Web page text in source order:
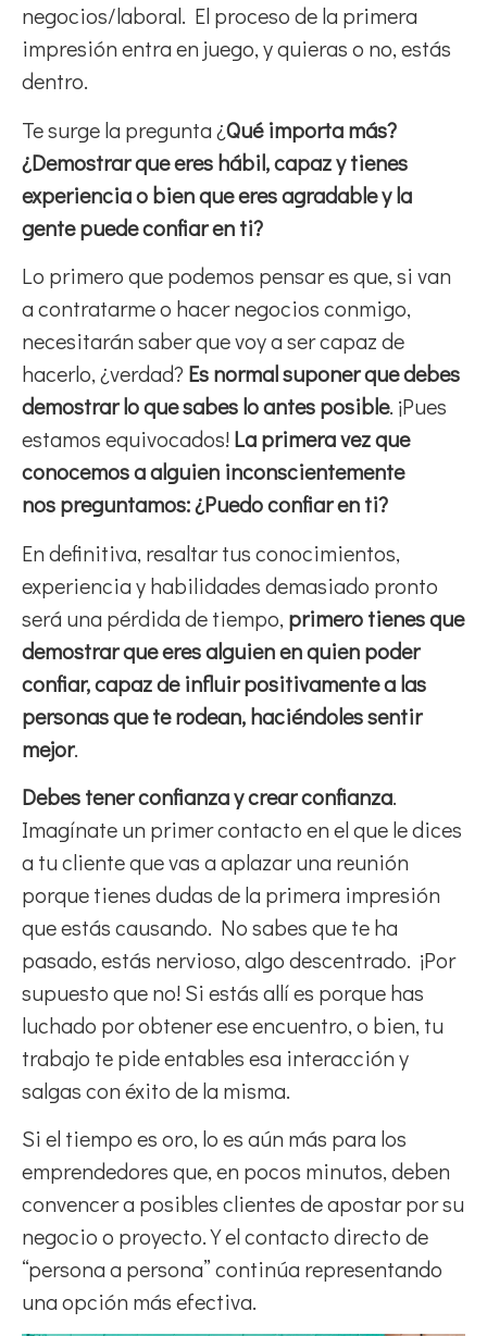
negocios/laboral. El proceso de la primera
impresión entra en juego, y quieras o no, estás
dentro.
Te surge la pregunta ¿Qué importa más?
¿Demostrar que eres hábil, capaz y tienes
experiencia o bien que eres agradable y la
gente puede confiar en ti?
Lo primero que podemos pensar es que, si van
a contratarme o hacer negocios conmigo,
necesitarán saber que voy a ser capaz de
hacerlo, ¿verdad? Es normal suponer que debes
demostrar lo que sabes lo antes posible. ¡Pues
estamos equivocados! La primera vez que
conocemos a alguien inconscientemente
nos preguntamos: ¿Puedo confiar en ti?
En definitiva, resaltar tus conocimientos,
experiencia y habilidades demasiado pronto
será una pérdida de tiempo, primero tienes que
demostrar que eres alguien en quien poder
confiar, capaz de influir positivamentea las
personas que te rodean, haciéndoles sentir
mejor.
Debes tener confianza y crear confianza.
Imagínate un primer contacto en el que le dices
a tu cliente que vas a aplazar una reunión
porque tienes dudas de la primera impresión
que estás causando. No sabes que te ha
pasado, estás nervioso, algo descentrado. ¡Por
supuesto que no! Si estás allí es porque has
luchado por obtener ese encuentro, o bien, tu
trabajo te pide entables esa interacción y
salgas con éxito de la misma.
Si el tiempo es oro, lo es aún más para los
emprendedores que, en pocos minutos, deben
convencer a posibles clientes de apostar por su
negocio o proyecto. Y el contacto directo de
“persona a persona” continúa representando
una opción más efectiva.